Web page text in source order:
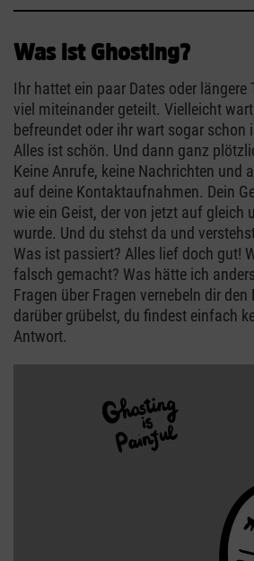
Was ist Ghosting?
Ihr hattet ein paar Dates oder
viel miteinander geteilt. Vielleicht
befreundet oder ihr wart sogar schon
Alles ist schön. Und dann ganz
Keine Anrufe, keine Nachrichten und
auf deine Kontaktaufnahmen. Dein
wie ein Geist, der von jetzt auf gleich
wurde. Und du stehst da und
Was ist passiert? Alles lief doch gut!
falsch gemacht? Was hätte ich
Fragen über Fragen vernebeln dir
darüber grübelst, du findest einfach
Antwort.